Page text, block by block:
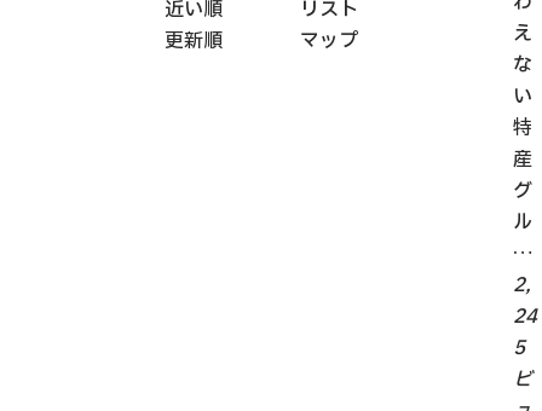
近い順
更新順
リスト
マップ
え
な
い
特
産
グ
ル
…
2,
24
5
ビ